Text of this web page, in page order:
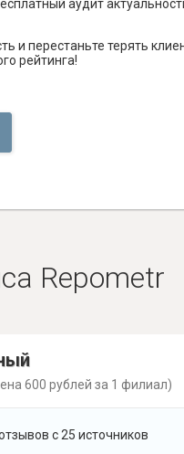
аудит
и перестаньте терять
рейтинга!
Repometr
600 рублей за 1 филиал)
с 25 источников